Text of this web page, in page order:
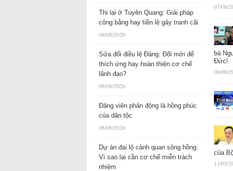
Thi lại ở Tuyên Quang: Giải pháp
công bằng hay tiền lệ gây tranh cãi
08/08/2026
Sửa đổi điều lệ Đảng: Đổi mới để
thích ứng hay hoàn thiện cơ chế
lãnh đạo?
08/08/2026
Đảng viên phản động là hồng phúc
của dân tộc
08/08/2026
Dự án đại lộ cảnh quan sông hồng:
Vì sao lại cần cơ chế miễn trách
nhiệm
07/08/
bà
Đức!
06/08/
của
11/05/